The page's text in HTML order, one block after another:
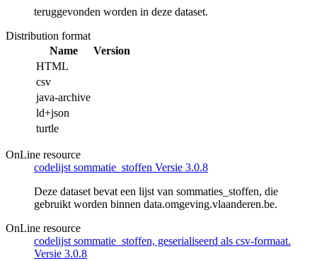
teruggevonden worden in deze dataset.
Distribution format
Name
Version
HTML
csv
java-archive
ld+json
turtle
OnLine resource
codelijst sommatie_stoffen Versie 3.0.8
Deze dataset bevat een lijst van sommaties_stoffen, die
gebruikt worden binnen data.omgeving.vlaanderen.be.
OnLine resource
codelijst sommatie_stoffen, geserialiseerd als csv-formaat.
Versie 3.0.8